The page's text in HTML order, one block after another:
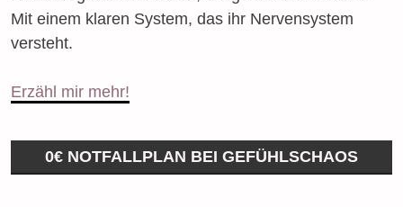
Mit einem klaren System, das ihr Nervensystem
versteht.
Erzähl mir mehr!
0€ NOTFALLPLAN BEI GEFÜHLSCHAOS